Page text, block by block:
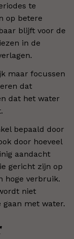
te
op betere
blijft voor de
in de
maar focussen
dat
dat het water
bepaald door
door hoeveel
aandacht
gericht zijn op
hoge verbruik.
niet
gaan met water.